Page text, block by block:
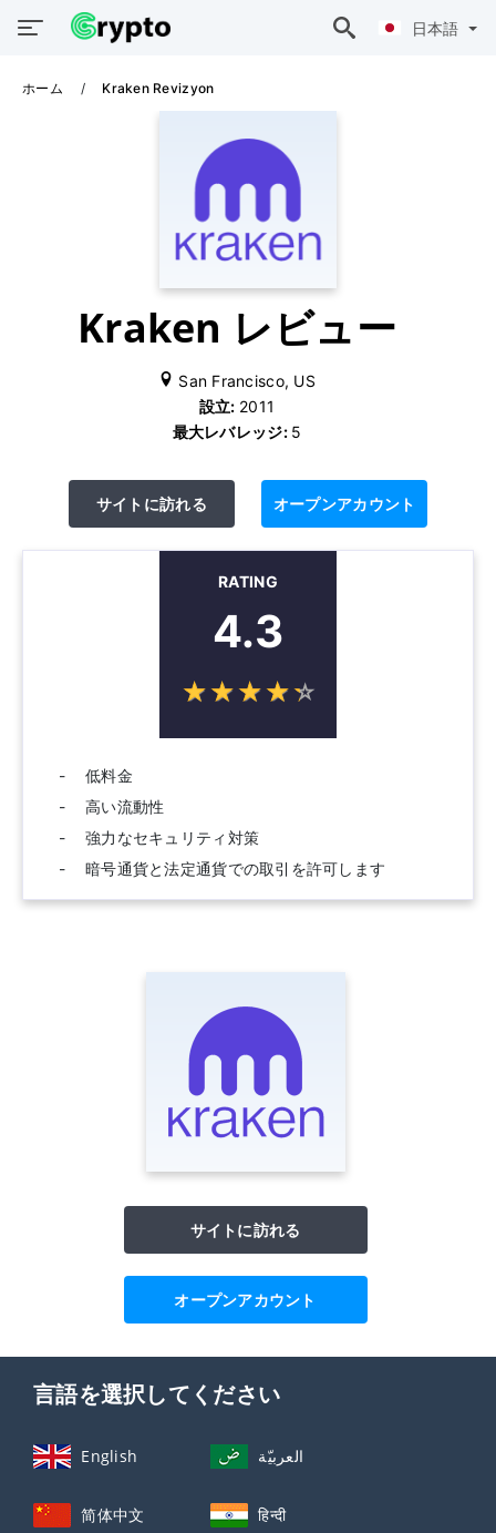
日本語
ホーム Kraken Revizyon
Kraken レビュー
San Francisco, US
設立: 2011
最大レバレッジ: 5
サイトに訪れる オープンアカウント
RATING
4.3
☆☆☆☆☆
★★★★★
低料金
高い流動性
強力なセキュリティ対策
暗号通貨と法定通貨での取引を許可します
サイトに訪れる
オープンアカウント
言語を選択してください
English العربيّة
简体中文 हिन्दी